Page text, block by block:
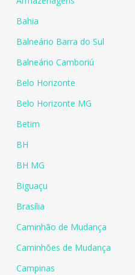
Bahia
Balneário Barra do Sul
Balneário Camboriú
Belo Horizonte
Belo Horizonte MG
Betim
BH
BH MG
Biguaçu
Brasília
Caminhão de Mudança
Caminhões de Mudança
Campinas